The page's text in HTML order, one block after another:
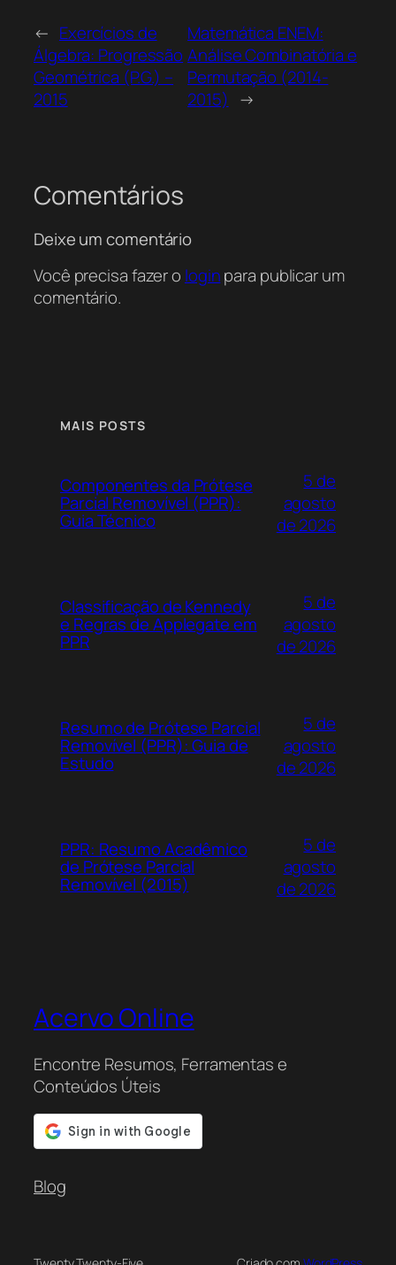
← Exercícios de
Álgebra: Progressão
Geométrica (P.G.) –
2015
Matemática ENEM:
Análise Combinatória e
Permutação (2014-
2015)
→
Comentários
Deixe um comentário
Você precisa fazer o loginpara publicar um
comentário.
MAIS POSTS
Componentes da Prótese
Parcial Removível (PPR):
Guia Técnico
5 de
agosto
de 2026
Classificação de Kennedy
e Regras de Applegate em
PPR
5 de
agosto
de 2026
Resumo de Prótese Parcial
Removível (PPR): Guia de
Estudo
5 de
agosto
de 2026
PPR: Resumo Acadêmico
de Prótese Parcial
Removível (2015)
5 de
agosto
de 2026
Acervo Online
Encontre Resumos, Ferramentas e
Conteúdos Úteis
Blog